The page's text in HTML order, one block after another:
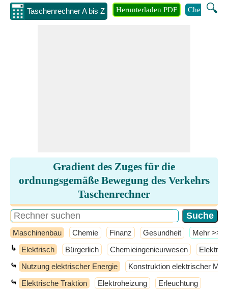
Taschenrechner A bis Z 🔍
Herunterladen PDF Chemie
Gradient des Zuges für die
ordnungsgemäße Bewegung des Verkehrs
Taschenrechner
Maschinenbau Chemie Finanz Gesundheit ​Mehr >>
↳ Elektrisch Bürgerlich Chemieingenieurwesen
⤿ Nutzung elektrischer Energie Konstruktion elektrischer
⤿ Elektrische Traktion Elektroheizung Erleuchtung